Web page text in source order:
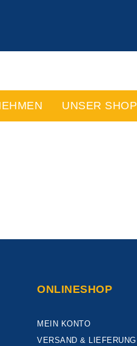
UNSER SHOP
ONLINESHOP
MEIN KONTO
VERSAND & LIEFERUNG